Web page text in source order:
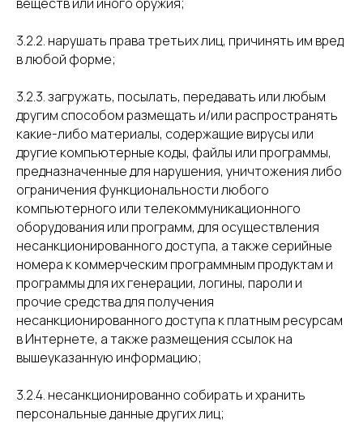
3.2.2. нарушать права третьих лиц, причинять им вред
в любой форме;
3.2.3. загружать, посылать, передавать или любым
другим способом размещать и/или распространять
какие-либо материалы, содержащие вирусы или
другие компьютерные коды, файлы или программы,
предназначенные для нарушения, уничтожения либо
ограничения функциональности любого
компьютерного или телекоммуникационного
оборудования или программ, для осуществления
несанкционированного доступа, а также серийные
номера к коммерческим программным продуктам и
программы для их генерации, логины, пароли и
прочие средства для получения
несанкционированного доступа к платным ресурсам
в Интернете, а также размещения ссылок на
вышеуказанную информацию;
3.2.4. несанкционированно собирать и хранить
персональные данные других лиц;